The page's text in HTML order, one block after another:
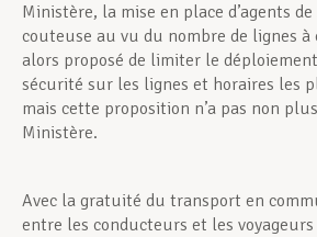
Ministère, la mise en place d’agents
couteuse au vu du nombre de lignes à
alors proposé de limiter le déploiement
sécurité sur les lignes et horaires les
mais cette proposition n’a pas non
Ministère.
Avec la gratuité du transport en
entre les conducteurs et les